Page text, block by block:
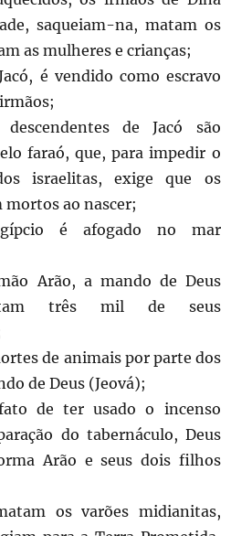
saqueiam-na, matam os
as mulheres e crianças;
é vendido como escravo
de Jacó são
faraó, que, para impedir o
israelitas, exige que os
mortos ao nascer;
é afogado no mar
Arão, a mando de Deus
três mil de seus
de animais por parte dos
de Deus (Jeová);
de ter usado o incenso
do tabernáculo, Deus
Arão e seus dois filhos
os varões midianitas,